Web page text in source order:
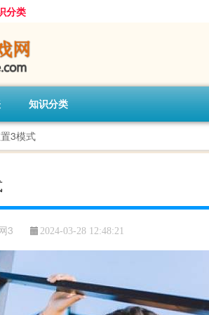
分类
知识分类
3模式
3 2024-03-28 12:48:21